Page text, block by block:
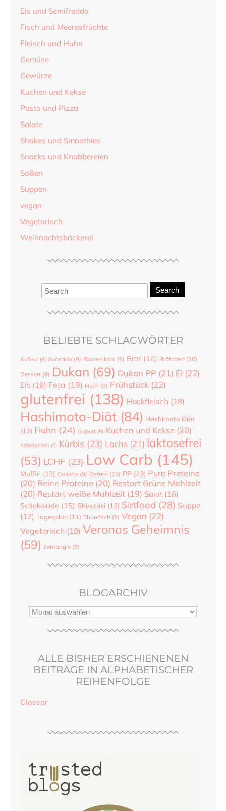
Eis und Semifreddo
Fisch und Meeresfrüchte
Fleisch und Huhn
Gemüse
Gewürze
Kuchen und Kekse
Pasta und Pizza
Salate
Shakes und Smoothies
Snacks und Knabbereien
Soßen
Suppen
vegan
Vegetarisch
Weihnachtsbäckerei
Search
BELIEBTE SCHLAGWÖRTER
Auflauf (8) Avocado (9) Blumenkohl (9) Brot (16) Brötchen (10)
Dessert (9) Dukan (69) Dukan PP (21) Ei (22)
Eis (16) Feta (19) Fisch (9) Frühstück (22)
glutenfrei (138) Hackfleisch (18)
Hashimoto-Diät (84) Hashimoto Diät
(12) Huhn (24) Joghurt (8) Kuchen und Kekse (20)
Käsekuchen (8) Kürbis (23) Lachs (21) laktosefrei
(53) LCHF (23) Low Carb (145)
Muffin (13) Omlette (9) Ostern (10) PP (13) Pure Proteine
(20) Reine Proteine (20) Restart Grüne Mahlzeit
(20) Restart weiße Mahlzeit (19) Salat (16)
Schokolade (15) Shirataki (13) Sirtfood (28) Suppe
(17) Tagesplan (11) Thunfisch (9) Vegan (22)
Vegetarisch (18) Veronas Geheimnis
(59) Zentangle (9)
BLOGARCHIV
ALLE BISHER ERSCHIENENEN
BEITRÄGE IN ALPHABETISCHER
REIHENFOLGE
Glossar